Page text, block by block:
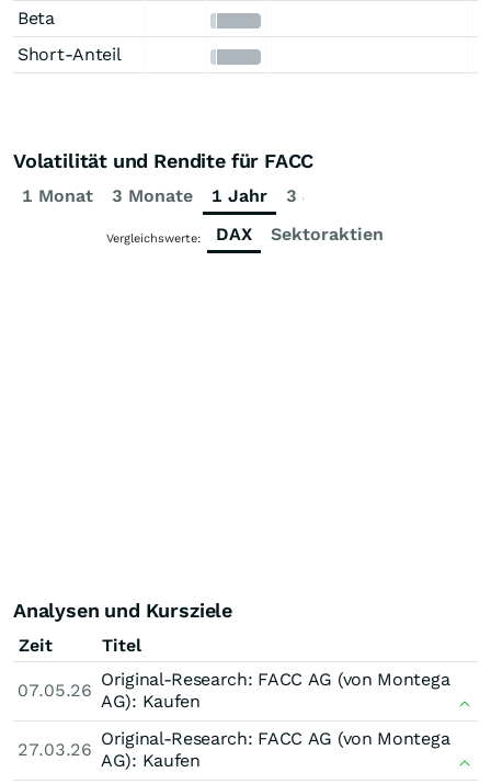
Beta
Short-Anteil
Volatilität und Rendite für FACC
1 Monat 3 Monate 1 Jahr 3 Jahre
Vergleichswerte: DAX Sektoraktien
Analysen und Kursziele
Zeit Titel
07.05.26
Original-Research: FACC AG (von Montega
AG): Kaufen
27.03.26
Original-Research: FACC AG (von Montega
AG): Kaufen